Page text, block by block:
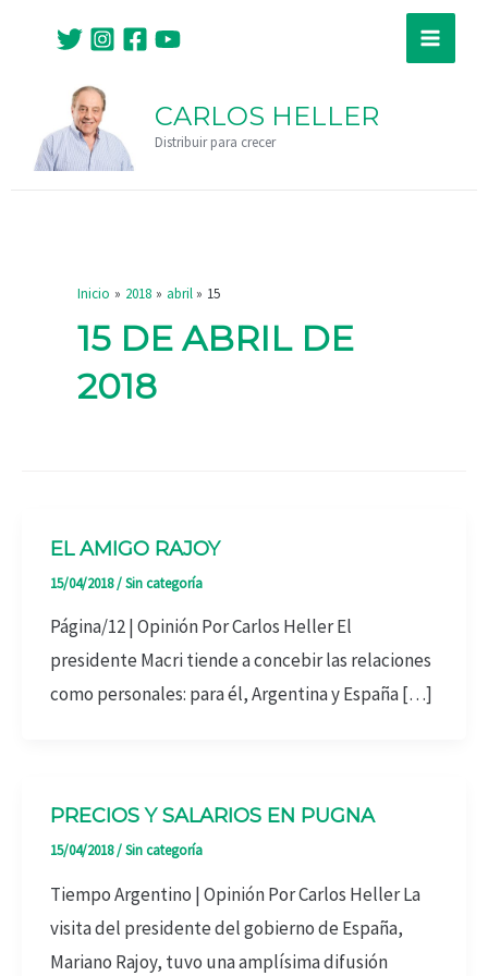
contenido
Main
CARLOS HELLER
Distribuir para crecer
Inicio 2018 abril 15
15 DE ABRIL DE
2018
EL AMIGO RAJOY
15/04/2018/Sin categoría
Página/12 | Opinión Por Carlos Heller El
presidente Macri tiende a concebir las relaciones
como personales: para él, Argentina y España […]
PRECIOS Y SALARIOS EN PUGNA
15/04/2018/Sin categoría
Tiempo Argentino | Opinión Por Carlos Heller La
visita del presidente del gobierno de España,
Mariano Rajoy, tuvo una amplísima difusión